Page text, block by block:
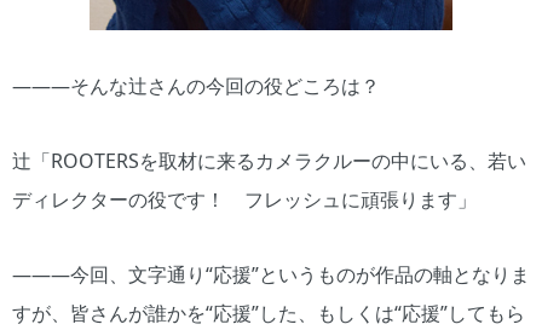
―――そんな辻さんの今回の役どころは？
辻「ROOTERSを取材に来るカメラクルーの中にいる、若い
ディレクターの役です！ フレッシュに頑張ります」
―――今回、文字通り“応援”というものが作品の軸となりま
すが、皆さんが誰かを“応援”した、もしくは“応援”してもら